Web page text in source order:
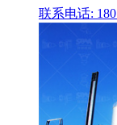
联系电话: 180